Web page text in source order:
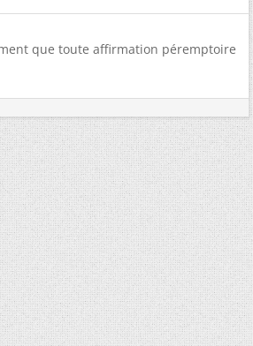
que toute affirmation péremptoire